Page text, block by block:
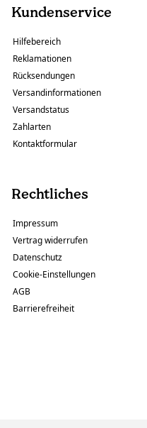
Kundenservice
Hilfebereich
Reklamationen
Rücksendungen
Versandinformationen
Versandstatus
Zahlarten
Kontaktformular
Rechtliches
Impressum
Vertrag widerrufen
Datenschutz
Cookie-Einstellungen
AGB
Barrierefreiheit